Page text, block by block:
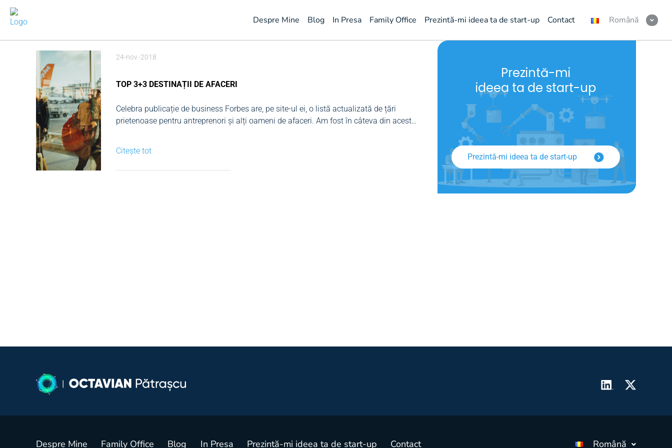
Despre Mine Blog In Presa Family Office Prezintă-mi ideea ta de start-up Contact Română
24-nov.-2018
TOP 3+3 DESTINAȚII DE AFACERI
Celebra publicație de business Forbes are, pe site-ul ei, o listă actualizată de țări
prietenoase pentru antreprenori și alți oameni de afaceri. Am fost în câteva din aceste
Citește tot
Prezintă-mi
ideea ta de start-up
Prezintă-mi ideea ta de start-up
Despre Mine Family Office Blog In Presa Prezintă-mi ideea ta de start-up Contact Română